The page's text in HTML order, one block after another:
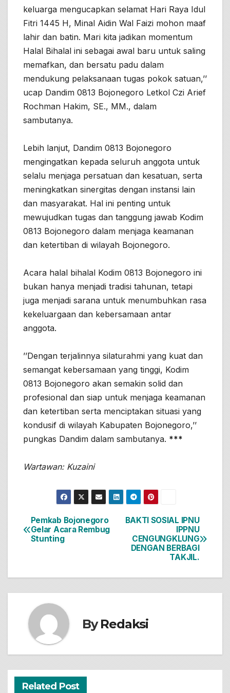
keluarga mengucapkan selamat Hari Raya Idul
Fitri 1445 H, Minal Aidin Wal Faizi mohon maaf
lahir dan batin. Mari kita jadikan momentum
Halal Bihalal ini sebagai awal baru untuk saling
memafkan, dan bersatu padu dalam
mendukung pelaksanaan tugas pokok satuan,’’
ucap Dandim 0813 Bojonegoro Letkol Czi Arief
Rochman Hakim, SE., MM., dalam
sambutanya.
Lebih lanjut, Dandim 0813 Bojonegoro
mengingatkan kepada seluruh anggota untuk
selalu menjaga persatuan dan kesatuan, serta
meningkatkan sinergitas dengan instansi lain
dan masyarakat. Hal ini penting untuk
mewujudkan tugas dan tanggung jawab Kodim
0813 Bojonegoro dalam menjaga keamanan
dan ketertiban di wilayah Bojonegoro.
Acara halal bihalal Kodim 0813 Bojonegoro ini
bukan hanya menjadi tradisi tahunan, tetapi
juga menjadi sarana untuk menumbuhkan rasa
kekeluargaan dan kebersamaan antar
anggota.
’’Dengan terjalinnya silaturahmi yang kuat dan
semangat kebersamaan yang tinggi, Kodim
0813 Bojonegoro akan semakin solid dan
profesional dan siap untuk menjaga keamanan
dan ketertiban serta menciptakan situasi yang
kondusif di wilayah Kabupaten Bojonegoro,’’
pungkas Dandim dalam sambutanya. ***
Wartawan: Kuzaini
Navigasi
pos
BAKTI SOSIAL IPNU
IPPNU
CENGUNGKLUNG
DENGAN BERBAGI
TAKJIL.
Pemkab Bojonegoro
Gelar Acara Rembug
Stunting
ByRedaksi
Related Post